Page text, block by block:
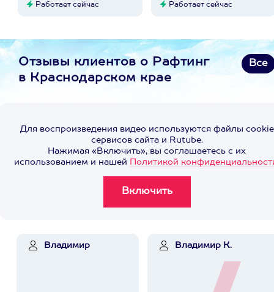
Работает сейчас Работает сейчас
Отзывы клиентов о Рафтинг
в Краснодарском крае
Все
Для воспроизведения видео используются файлы cookie
сервисов сайта и Rutube.
Нажимая «Включить», вы соглашаетесь с их
использованием и нашей Политикой
Владимир Владимир К.